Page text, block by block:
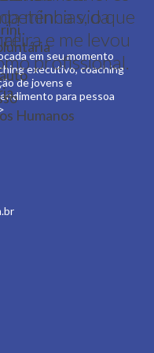
minha vidao que
e me levou
profissional.
Humanos
em seu momento
executivo, coaching
de jovens e
para pessoa